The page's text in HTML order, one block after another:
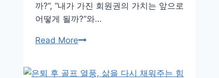
까?”, “내가 가진 회원권의 가치는 앞으로
어떻게 될까?”와…
Read More골